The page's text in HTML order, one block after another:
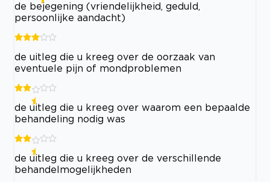
de bejegening (vriendelijkheid, geduld,
persoonlijke aandacht)
de uitleg die u kreeg over de oorzaak van
eventuele pijn of mondproblemen
de uitleg die u kreeg over waarom een bepaalde
behandeling nodig was
de uitleg die u kreeg over de verschillende
behandelmogelijkheden